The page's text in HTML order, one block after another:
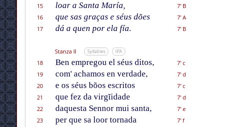
15
loar a Santa María,
7' B
16
que sas graças e séus dões
7' A
17
dá a quen por ela fía. 7' B
Stanza II Syllables IPA
18 Ben empregou el séus ditos,
7' c
19
com' achamos en verdade,
7' d
20
e os séus bõos escritos
7' c
21
que fez da virgĩidade
7' d
22
daquesta Sennor mui santa,
7' e
23
per que sa loor tornada
7' f